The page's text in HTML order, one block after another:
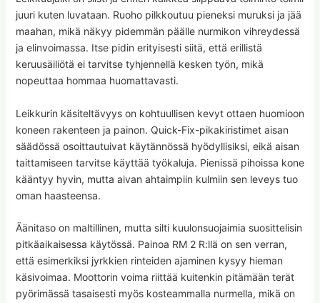
juuri kuten luvataan. Ruoho pilkkoutuu pieneksi muruksi ja jää
maahan, mikä näkyy pidemmän päälle nurmikon vihreydessä
ja elinvoimassa. Itse pidin erityisesti siitä, että erillistä
keruusäiliötä ei tarvitse tyhjennellä kesken työn, mikä
nopeuttaa hommaa huomattavasti.
Leikkurin käsiteltävyys on kohtuullisen kevyt ottaen huomioon
koneen rakenteen ja painon. Quick-Fix-pikakiristimet aisan
säädössä osoittautuivat käytännössä hyödyllisiksi, eikä aisan
taittamiseen tarvitse käyttää työkaluja. Pienissä pihoissa kone
kääntyy hyvin, mutta aivan ahtaimpiin kulmiin sen leveys tuo
oman haasteensa.
Äänitaso on maltillinen, mutta silti kuulonsuojaimia suosittelisin
pitkäaikaisessa käytössä. Painoa RM 2 R:llä on sen verran,
että esimerkiksi jyrkkien rinteiden ajaminen kysyy hieman
käsivoimaa. Moottorin voima riittää kuitenkin pitämään terät
pyörimässä tasaisesti myös kosteammalla nurmella, mikä on